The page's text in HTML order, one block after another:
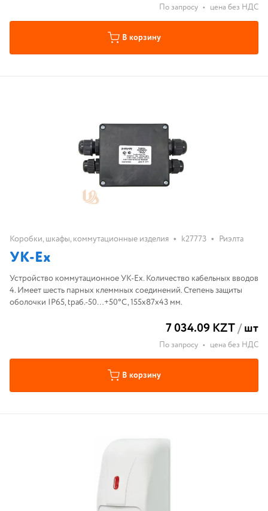
По запросу • цена без НДС
В корзину
Коробки, шкафы, коммутационные изделия • k27773 • Риэлта
УК-Ex
Устройство коммутационное УК-Ex. Количество кабельных вводов
4. Имеет шесть парных клеммных соединений. Степень защиты
оболочки IP65, tраб.-50…+50°C, 155х87х43 мм.
7 034.09 KZT/шт
По запросу • цена без НДС
В корзину